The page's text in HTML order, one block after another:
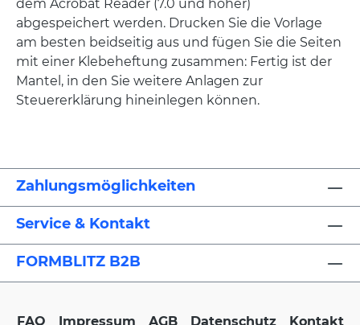
dem Acrobat Reader (7.0 und höher)
abgespeichert werden. Drucken Sie die Vorlage
am besten beidseitig aus und fügen Sie die Seiten
mit einer Klebeheftung zusammen: Fertig ist der
Mantel, in den Sie weitere Anlagen zur
Steuererklärung hineinlegen können.
Zahlungsmöglichkeiten
Service & Kontakt
FORMBLITZ B2B
FAQ Impressum AGB Datenschutz Kontakt